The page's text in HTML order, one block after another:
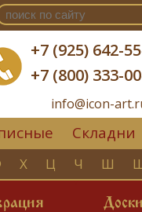
+7 (925) 642-
+7 (800) 333-
info@icon-
Складни
Х Ц Ч Ш